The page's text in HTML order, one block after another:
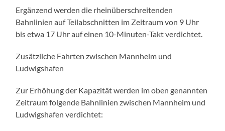
Ergänzend werden die rheinüberschreitenden
Bahnlinien auf Teilabschnitten im Zeitraum von 9 Uhr
bis etwa 17 Uhr auf einen 10-Minuten-Takt verdichtet.
Zusätzliche Fahrten zwischen Mannheim und
Ludwigshafen
Zur Erhöhung der Kapazität werden im oben genannten
Zeitraum folgende Bahnlinien zwischen Mannheim und
Ludwigshafen verdichtet: